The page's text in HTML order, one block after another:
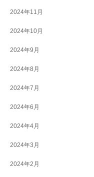
2024年11月
2024年10月
2024年9月
2024年8月
2024年7月
2024年6月
2024年4月
2024年3月
2024年2月